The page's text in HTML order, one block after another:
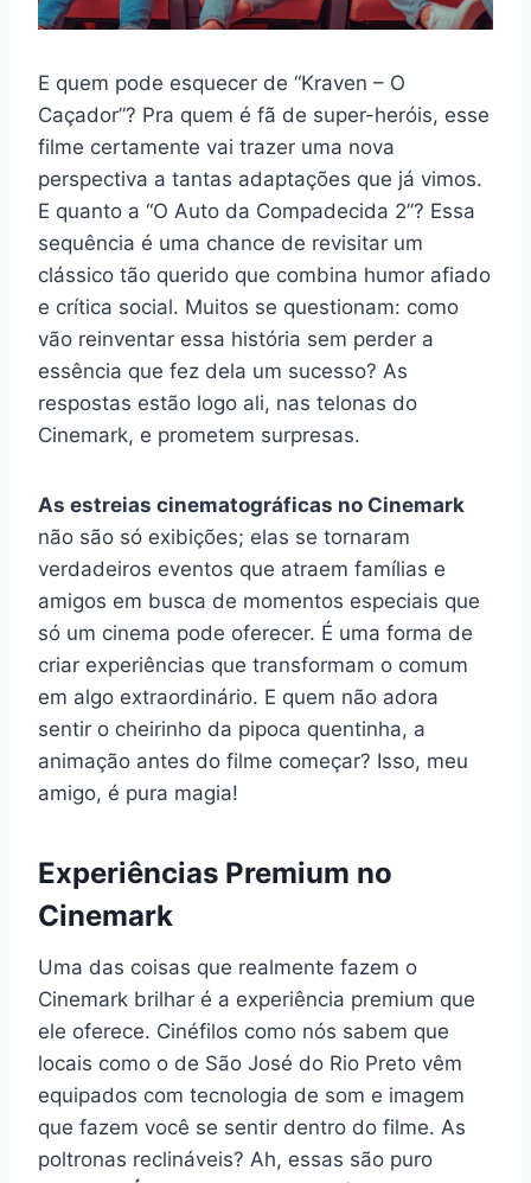
E quem pode esquecer de “Kraven – O
Caçador”? Pra quem é fã de super-heróis, esse
filme certamente vai trazer uma nova
perspectiva a tantas adaptações que já vimos.
E quanto a “O Auto da Compadecida 2”? Essa
sequência é uma chance de revisitar um
clássico tão querido que combina humor afiado
e crítica social. Muitos se questionam: como
vão reinventar essa história sem perder a
essência que fez dela um sucesso? As
respostas estão logo ali, nas telonas do
Cinemark, e prometem surpresas.
As estreias cinematográficas no Cinemark
não são só exibições; elas se tornaram
verdadeiros eventos que atraem famílias e
amigos em busca de momentos especiais que
só um cinema pode oferecer. É uma forma de
criar experiências que transformam o comum
em algo extraordinário. E quem não adora
sentir o cheirinho da pipoca quentinha, a
animação antes do filme começar? Isso, meu
amigo, é pura magia!
Experiências Premium no
Cinemark
Uma das coisas que realmente fazem o
Cinemark brilhar é a experiência premium que
ele oferece. Cinéfilos como nós sabem que
locais como o de São José do Rio Preto vêm
equipados com tecnologia de som e imagem
que fazem você se sentir dentro do filme. As
poltronas reclináveis? Ah, essas são puro